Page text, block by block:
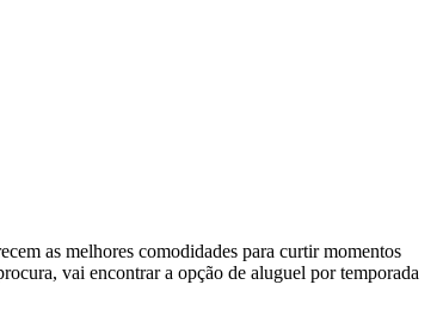
as melhores comodidades para curtir momentos
vai encontrar a opção de aluguel por temporada